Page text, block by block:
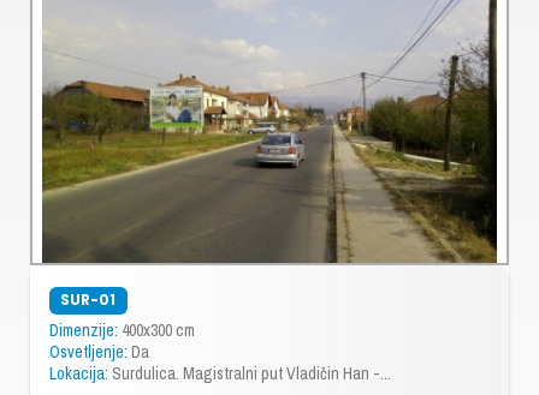
SUR-01
Dimenzije: 400x300 cm
Osvetljenje: Da
Lokacija: Surdulica. Magistralni put Vladičin Han -...